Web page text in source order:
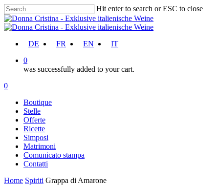
Skip
to
main
Hit enter to search or ESC to close
Close
Search
DE FR EN IT
0
was successfully added to your cart.
Menu
account
0
Boutique
Stelle
Offerte
Ricette
Simposi
Matrimoni
Comunicato stampa
Contatti
Home Spiriti Grappa di Amarone